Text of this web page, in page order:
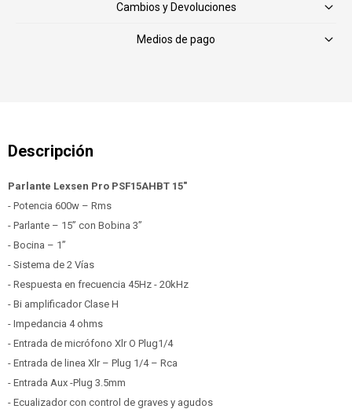
Cambios y Devoluciones
Medios de pago
Parlante Lexsen Pro PSF15AHBT 15"
- Potencia 600w – Rms
- Parlante – 15” con Bobina 3”
- Bocina – 1”
- Sistema de 2 Vías
- Respuesta en frecuencia 45Hz - 20kHz
- Bi amplificador Clase H
- Impedancia 4 ohms
- Entrada de micrófono Xlr O Plug1/4
- Entrada de linea Xlr – Plug 1/4 – Rca
- Entrada Aux -Plug 3.5mm
- Ecualizador con control de graves y agudos